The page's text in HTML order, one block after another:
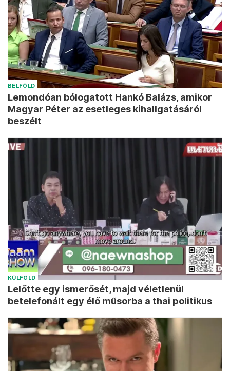
BELFÖLD
Lemondóan bólogatott Hankó Balázs, amikor
Magyar Péter az esetleges kihallgatásáról
beszélt
KÜLFÖLD
Lelőtte egy ismerősét, majd véletlenül
betelefonált egy élő műsorba a thai politikus